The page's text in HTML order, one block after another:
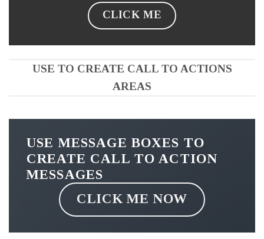
CLICK ME
USE TO CREATE CALL TO ACTIONS
AREAS
USE MESSAGE BOXES TO
CREATE CALL TO ACTION
MESSAGES
CLICK ME NOW